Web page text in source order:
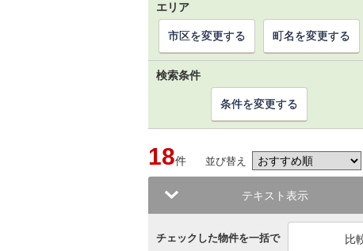
エリア
市区を変更する 町名を変更する
検索条件
条件を変更する
18件 並び替え
テキスト表示
チェックした物件を一括で